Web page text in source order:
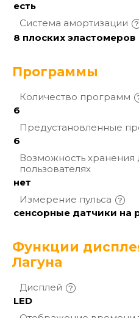
есть
Система амортизации
8 плоских эластомеров
Программы
Количество программ
6
Предустановленные
6
Возможность хранения
пользователях
нет
Измерение пульса
сенсорные датчики на
Функции
Лагуна
Дисплей
LED